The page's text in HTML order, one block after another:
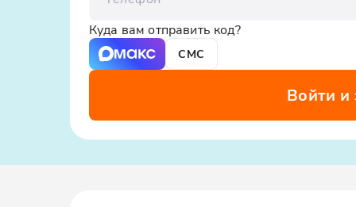
попробовать лучший в городе рахат-
Куда вам отправить код?
СМС
Войти и